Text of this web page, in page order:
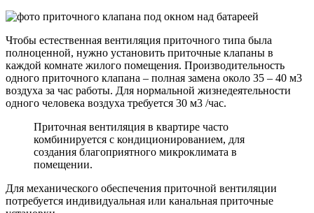
Чтобы естественная вентиляция приточного типа была
полноценной, нужно установить приточные клапаны в
каждой комнате жилого помещения. Производительность
одного приточного клапана – полная замена около 35 – 40 м3
воздуха за час работы. Для нормальной жизнедеятельности
одного человека воздуха требуется 30 м3 /час.
Приточная вентиляция в квартире часто
комбинируется с кондиционированием, для
создания благоприятного микроклимата в
помещении.
Для механического обеспечения приточной вентиляции
потребуется индивидуальная или канальная приточные